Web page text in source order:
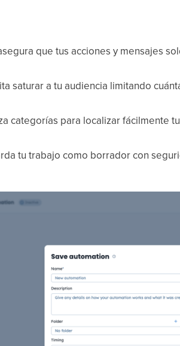
que tus acciones y mensajes
saturar a tu audiencia limitando
categorías para localizar fácilmente
tu trabajo como borrador con